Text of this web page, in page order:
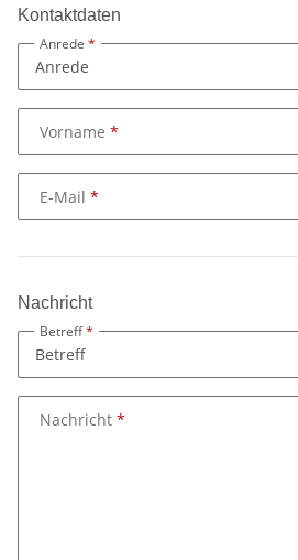
Kontaktdaten
Anrede
Vorname
E-Mail
Nachricht
Betreff
Nachricht